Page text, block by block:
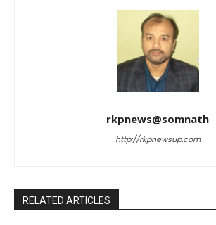
rkpnews@somnath
http://rkpnewsup.com
RELATED ARTICLES